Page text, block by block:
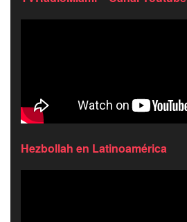
Hezbollah en Latinoamérica